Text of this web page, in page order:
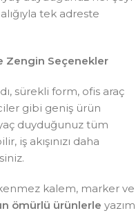
tek adreste
Zengin Seçenekler
sürekli form, ofis araç
gibi geniş ürün
duyduğunuz tüm
iş akışınızı daha
kalem, marker ve
ömürlü ürünlerle yazım